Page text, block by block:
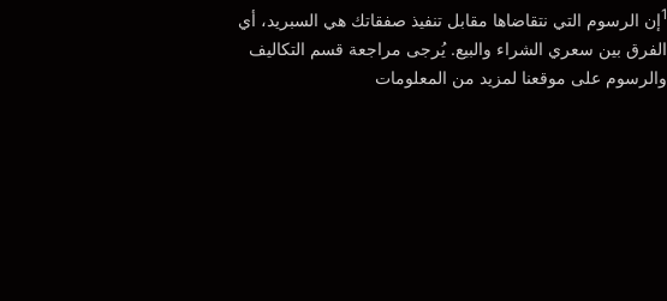
1إن الرسوم التي نتقاضاها مقابل تنفيذ صفقاتك هي السبريد، أي
الفرق بين سعري الشراء والبيع. يُرجى مراجعة قسم التكاليف
والرسوم على موقعنا لمزيد من المعلومات